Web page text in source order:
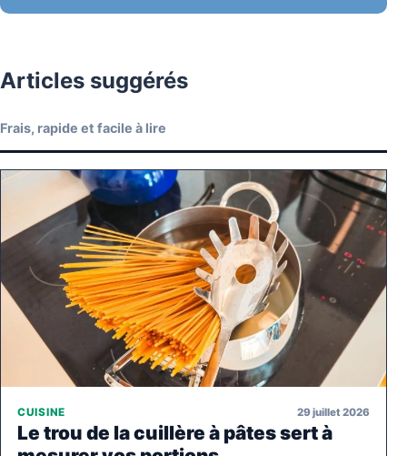
Articles suggérés
Frais, rapide et facile à lire
CUISINE 29 juillet 2026
Le trou de la cuillère à pâtes sert à